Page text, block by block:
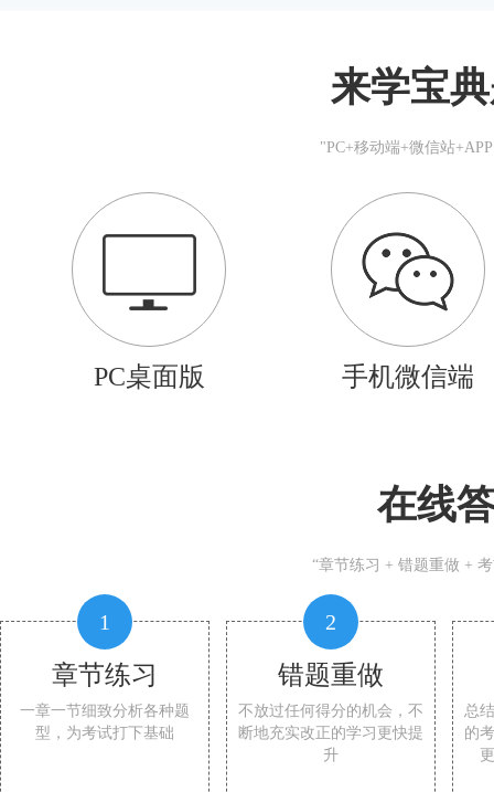
来学宝
"PC+移动端+微信站
PC桌面版 手机微信端
在线
“章节练习 + 错题重做 +
1
章节练习
一章一节细致分析各种题
型，为考试打下基础
2
错题重做
不放过任何得分的机会，不
断地充实改正的学习更快提
升
总
的